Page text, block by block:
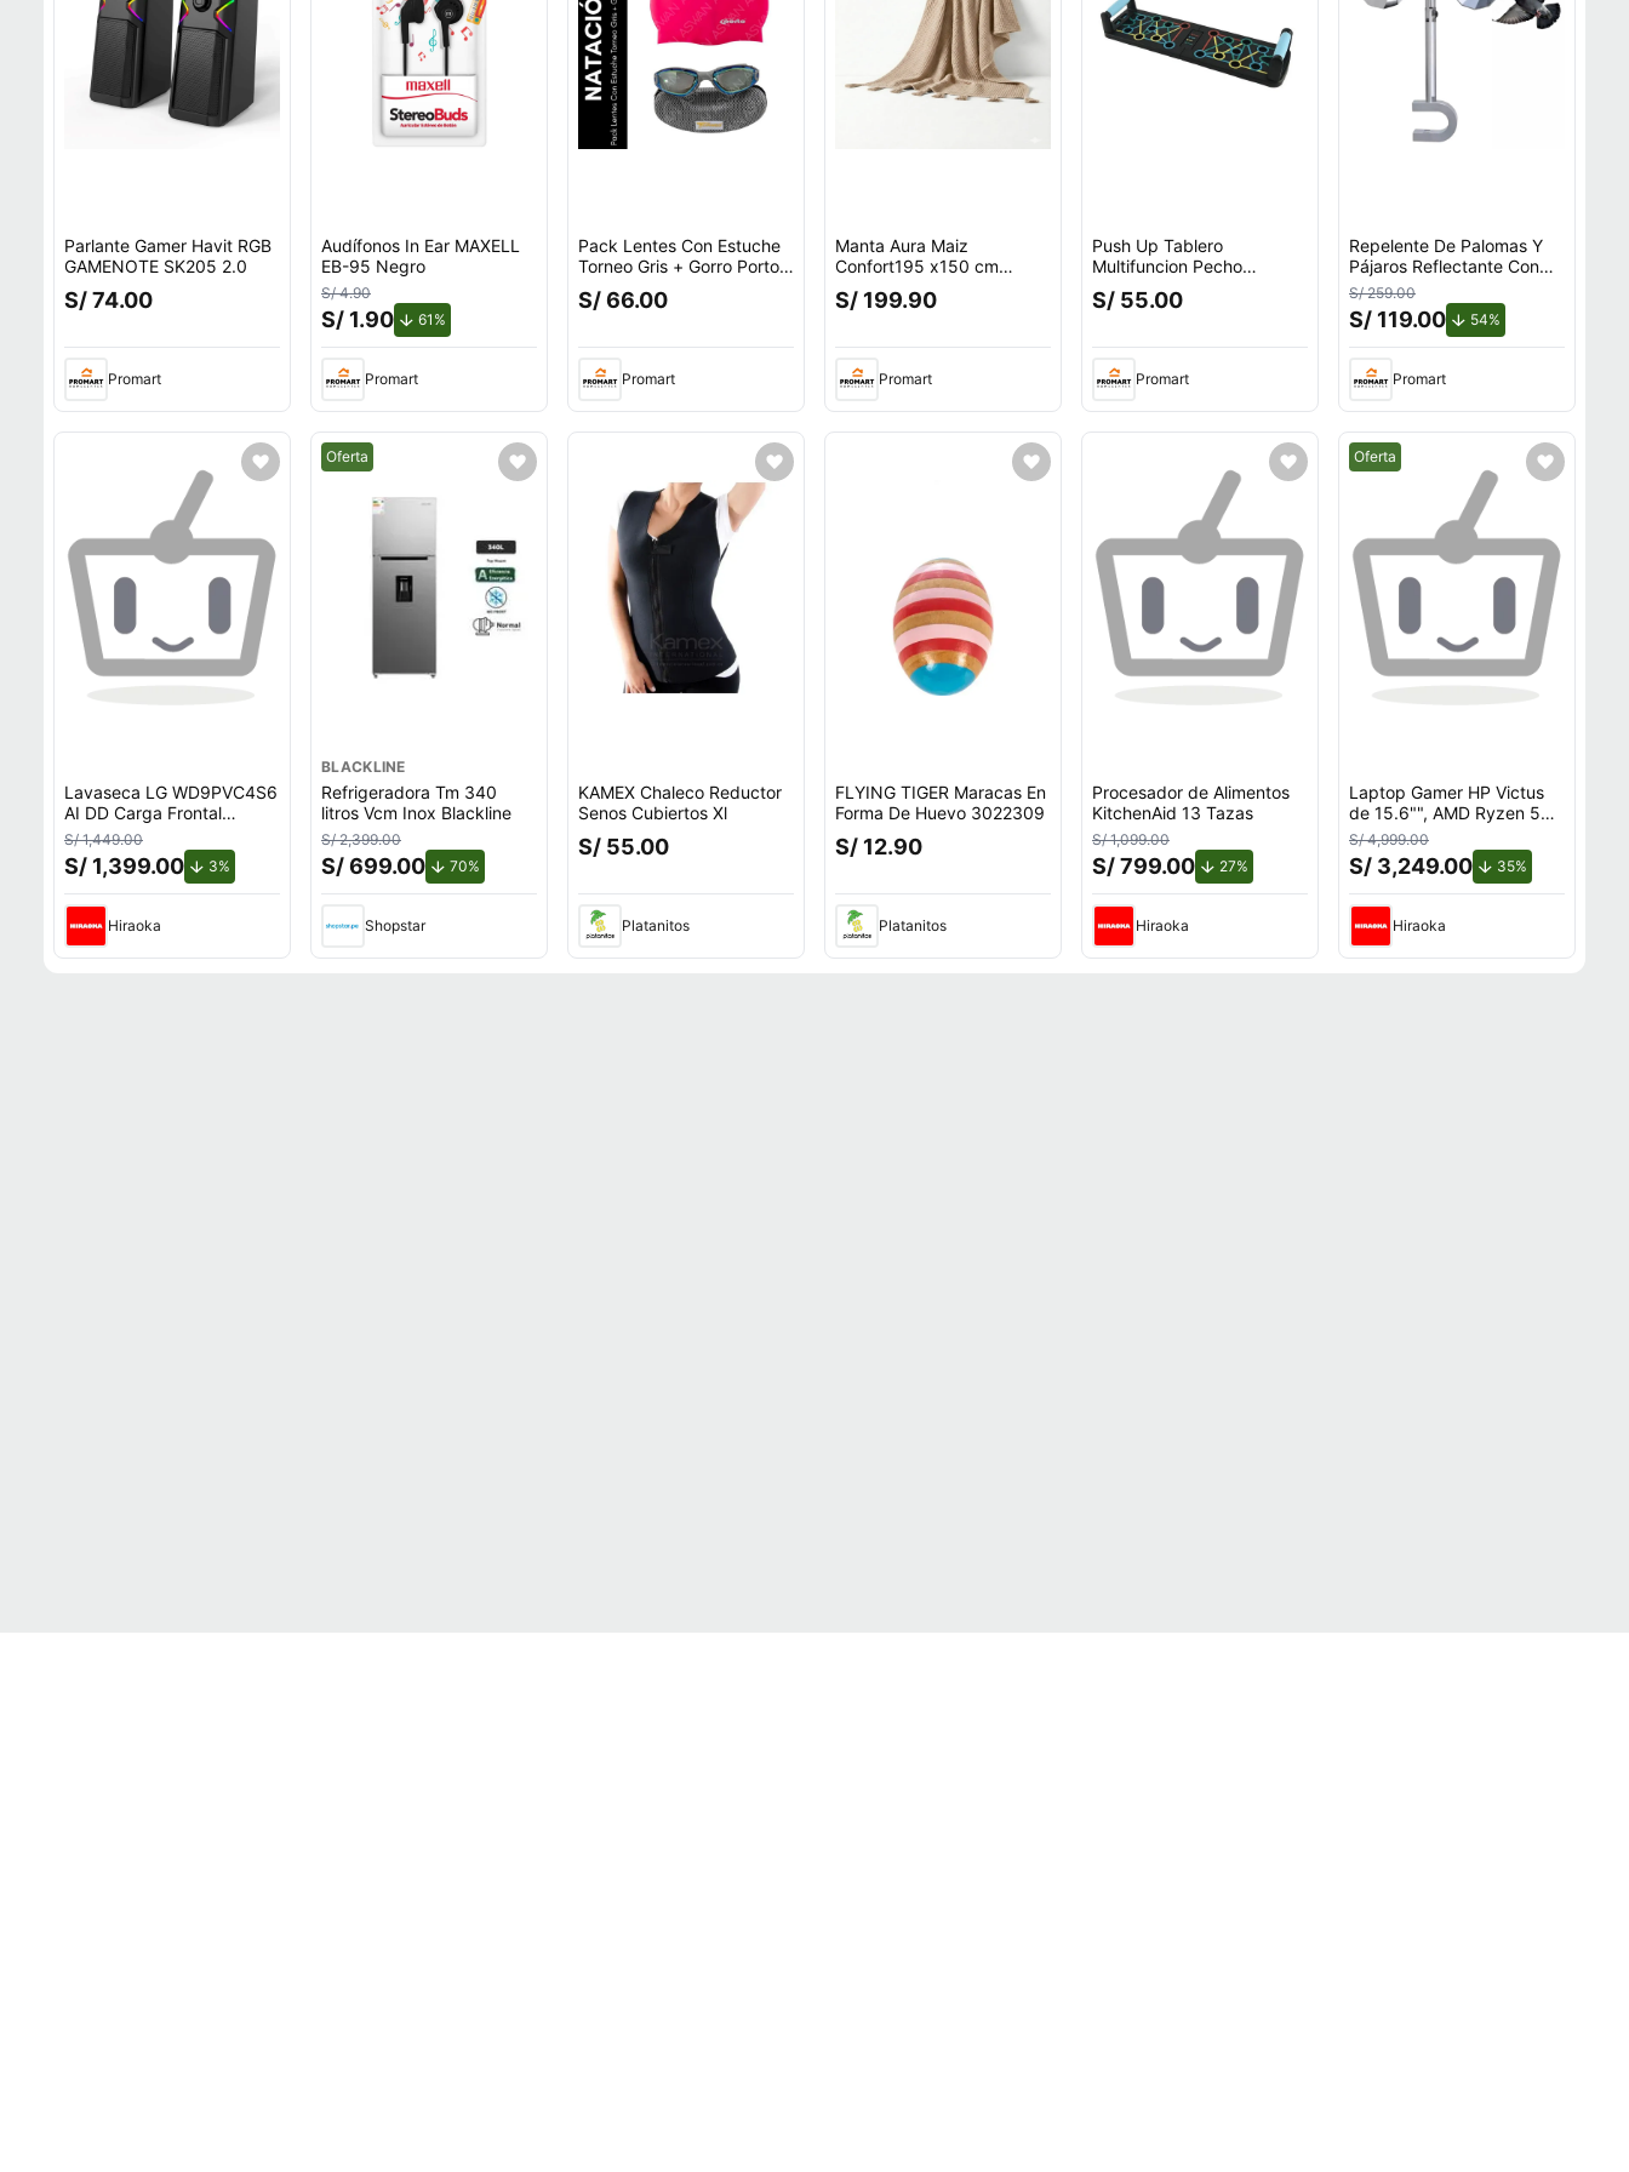
Parlante Gamer Havit RGB
GAMENOTE SK205 2.0
S/ 74.00
Promart
Audífonos In Ear MAXELL
EB-95 Negro
S/ 4.90
S/ 1.90 61%
Promart
Pack Lentes Con Estuche
Torneo Gris + Gorro Porto
Fucsia
S/ 66.00
Promart
Manta Aura Maiz
Confort195 x150 cm
Zalmohadas
S/ 199.90
Promart
Push Up Tablero
Multifuncion Pecho
Espalda Hombros Triceps
S/ 55.00
Promart
Repelente De Palomas Y
Pájaros Reflectante Con
Giro Por Viento Para
Exteriores Con Soporte en
U
S/ 259.00
S/ 119.00 54%
Promart
Lavaseca LG WD9PVC4S6
AI DD Carga Frontal
9kg/5kg
S/ 1,449.00
S/ 1,399.00 3% de descuento.
Hiraoka
Mejor precio.
Oferta
BLACKLINE
Refrigeradora Tm 340
litros Vcm Inox Blackline
S/ 2,399.00
S/ 699.00 70%
Shopstar
KAMEX Chaleco Reductor
Senos Cubiertos Xl
S/ 55.00
Platanitos
FLYING TIGER Maracas En
Forma De Huevo 3022309
S/ 12.90
Platanitos
Procesador de Alimentos
KitchenAid 13 Tazas
S/ 1,099.00
S/ 799.00 27%
Hiraoka
Mejor precio.
Oferta
Laptop Gamer HP Victus
de 15.6"", AMD Ryzen 5
7535HS, NVIDIA GeForce
RTX 3050, 12GB RAM,
disco sólido de 512GB,
modelo 15-fb3058la
S/ 4,999.00
S/ 3,249.00 35%
Hiraoka